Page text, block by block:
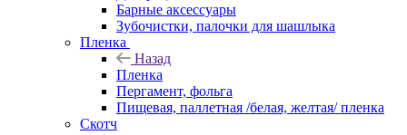
Барные аксессуары
Зубочистки, палочки для шашлыка
Пленка
Назад
Пленка
Пергамент, фольга
Пищевая, паллетная /белая, желтая/ пленка
Скотч